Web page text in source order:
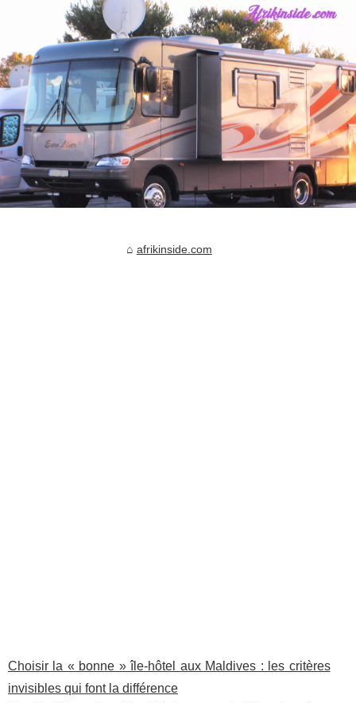
afrikinside.com
Choisir la « bonne » île-hôtel aux Maldives : les critères
invisibles qui font la différence